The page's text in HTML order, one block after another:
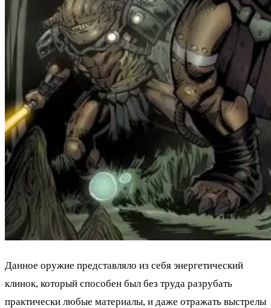
Данное оружие представляло из себя энергетический
клинок, который способен был без труда разрубать
практически любые материалы, и даже отражать выстрелы